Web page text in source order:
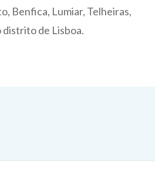
Benfica, Lumiar, Telheiras,
distrito de Lisboa.